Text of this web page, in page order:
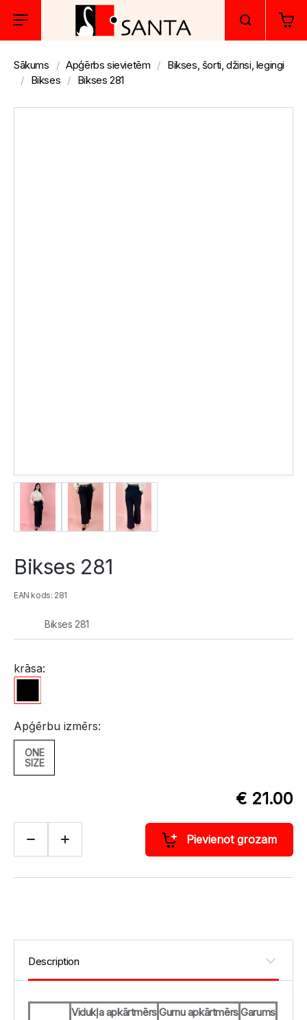
Sākums Apģērbs sievietēm
Bikses, šorti, džinsi, legingi
Bikses
Bikses 281
Bikses 281
EAN kods: 281
Bikses 281
krāsa:
Apģērbu izmērs:
ONE
SIZE
€ 21.00
Pievienot grozam
Vidukļa apkārtmērsGurnu apkārtmērsGarums